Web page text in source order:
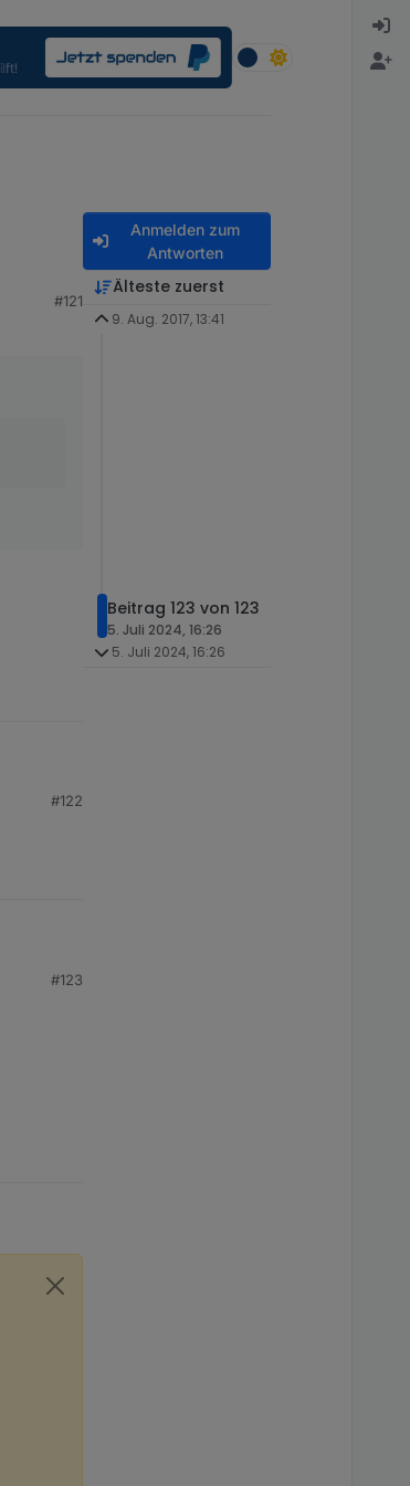
#121
#122
#123
Anmelden zum
Antworten
Älteste zuerst
9. Aug. 2017, 13:41
Beitrag 123 von 123
5. Juli 2024, 16:26
5. Juli 2024, 16:26